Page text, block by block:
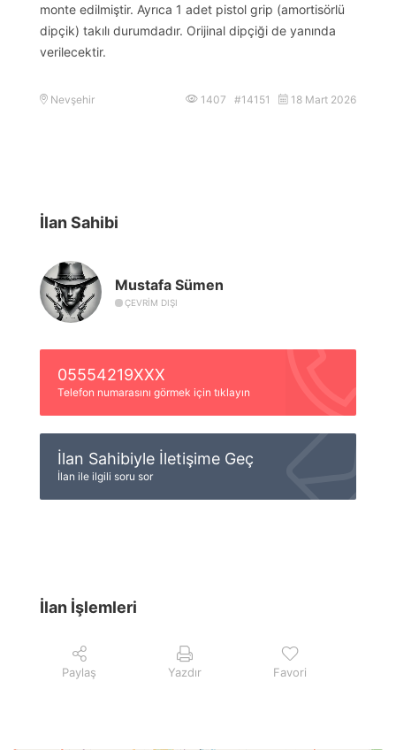
monte edilmiştir. Ayrıca 1 adet pistol grip (amortisörlü
dipçik) takılı durumdadır. Orijinal dipçiği de yanında
verilecektir.
Nevşehir 1407 #14151 18 Mart 2026
İlan Sahibi
Mustafa Sümen
ÇEVRIM DIŞI
05554219XXX
Telefon numarasını görmek için tıklayın
İlan Sahibiyle İletişime Geç
İlan ile ilgili soru sor
İlan İşlemleri
Paylaş Yazdır Favori